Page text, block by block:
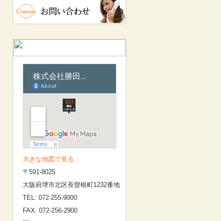
大きな地図で見る
〒591-8025
大阪府堺市北区長曽根町1232番地
TEL: 072-255-9000
FAX: 072-256-2900